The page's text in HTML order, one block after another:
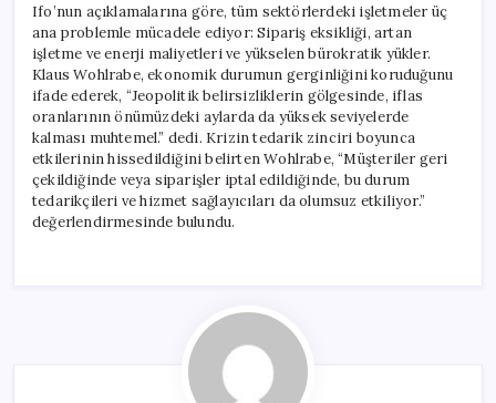
Ifo’nun açıklamalarına göre, tüm sektörlerdeki işletmeler üç
ana problemle mücadele ediyor: Sipariş eksikliği, artan
işletme ve enerji maliyetleri ve yükselen bürokratik yükler.
Klaus Wohlrabe, ekonomik durumun gerginliğini koruduğunu
ifade ederek, “Jeopolitik belirsizliklerin gölgesinde, iflas
oranlarının önümüzdeki aylarda da yüksek seviyelerde
kalması muhtemel.” dedi. Krizin tedarik zinciri boyunca
etkilerinin hissedildiğini belirten Wohlrabe, “Müşteriler geri
çekildiğinde veya siparişler iptal edildiğinde, bu durum
tedarikçileri ve hizmet sağlayıcıları da olumsuz etkiliyor.”
değerlendirmesinde bulundu.